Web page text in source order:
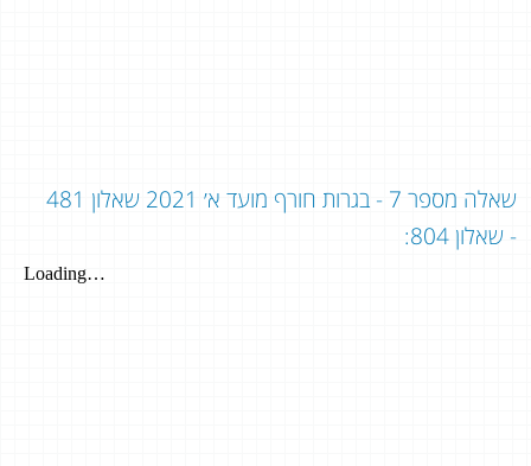
שאלה מספר 7 - בגרות חורף מועד א׳ 2021 שאלון 481
- שאלון 804: